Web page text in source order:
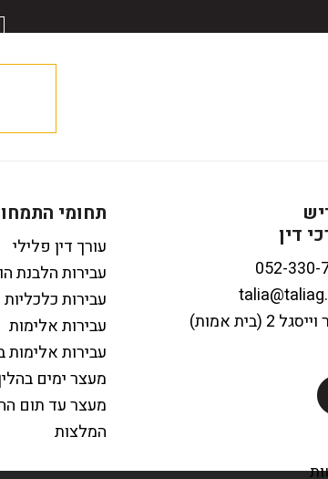
דין
כתובת: מאיר וייסגל 2 (בית אמות)
תחומי
עורך דין פלילי
עבירות הלבנת
עבירות כלכליות
עבירות אלימות
עבירות
מעצר ימים
מעצר עד תום
המלצות